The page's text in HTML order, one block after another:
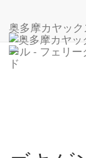
奥多摩カヤッ
ゴキゲンワー